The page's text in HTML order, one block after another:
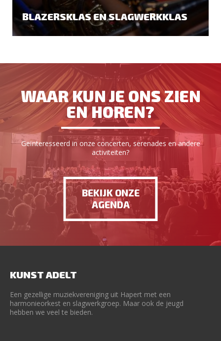
BLAZERSKLAS EN SLAGWERKKLAS
WAAR KUN JE ONS ZIEN
EN HOREN?
Geïnteresseerd in onze concerten, serenades en andere
activiteiten?
BEKIJK ONZE
AGENDA
KUNST ADELT
Een gezellige muziekvereniging uit Hapert met een
harmonieorkest en slagwerkgroep. Maar ook de jeugd
hebben we veel te bieden.